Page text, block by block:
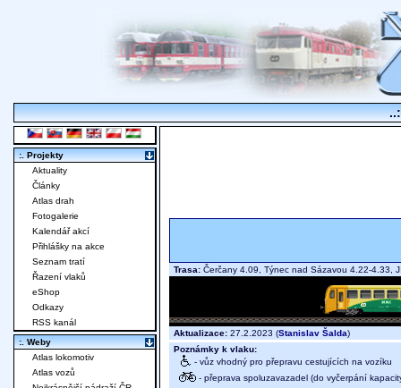
Trasa: Čerčany 4.09, Týnec nad Sázavou 4.22-
Aktualizace: 27.2.2023 (Stanislav Šalda)
Poznámky k vlaku:
- vůz vhodný pro přepravu cestujících na vozíku
- přeprava spoluzavazadel (do vyčerpání
:. Projekty
Aktuality
Články
Atlas drah
Fotogalerie
Kalendář akcí
Přihlášky na akce
Seznam tratí
Řazení vlaků
eShop
Odkazy
RSS kanál
:. Weby
Atlas lokomotiv
Atlas vozů